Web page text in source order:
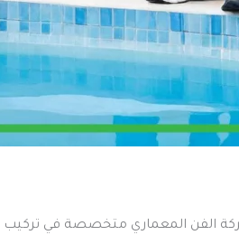
الفن المعماري متخصصة في تركيب